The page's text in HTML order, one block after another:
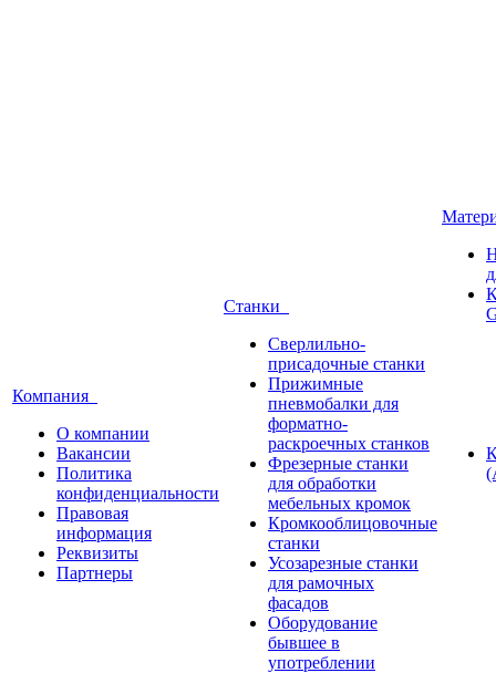
Компания
О компании
Вакансии
Политика
конфиденциальности
Правовая
информация
Реквизиты
Партнеры
Станки
Сверлильно-
присадочные станки
Прижимные
пневмобалки для
форматно-
раскроечных станков
Фрезерные станки
для обработки
мебельных кромок
Кромкооблицовочные
станки
Усозарезные станки
для рамочных
фасадов
Оборудование
бывшее в
употреблении